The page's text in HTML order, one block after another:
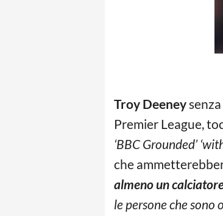
Troy Deeney
Premier League,
‘BBC Grounded’
che
almeno un
le persone che sono